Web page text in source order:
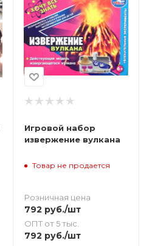
Игровой набор
извержение вулкана
Товар не продается
Розничная цена
792 руб./шт
ОПТ от 5 тыс.
792 руб./шт